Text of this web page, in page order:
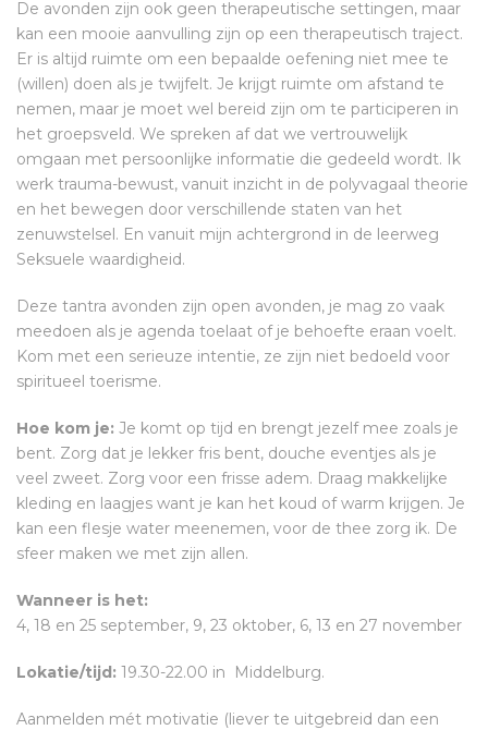
De avonden zijn ook geen therapeutische settingen, maar
kan een mooie aanvulling zijn op een therapeutisch traject.
Er is altijd ruimte om een bepaalde oefening niet mee te
(willen) doen als je twijfelt. Je krijgt ruimte om afstand te
nemen, maar je moet wel bereid zijn om te participeren in
het groepsveld. We spreken af dat we vertrouwelijk
omgaan met persoonlijke informatie die gedeeld wordt. Ik
werk trauma-bewust, vanuit inzicht in de polyvagaal theorie
en het bewegen door verschillende staten van het
zenuwstelsel. En vanuit mijn achtergrond in de leerweg
Seksuele waardigheid.
Deze tantra avonden zijn open avonden, je mag zo vaak
meedoen als je agenda toelaat of je behoefte eraan voelt.
Kom met een serieuze intentie, ze zijn niet bedoeld voor
spiritueel toerisme.
Hoe kom je: Je komt op tijd en brengt jezelf mee zoals je
bent. Zorg dat je lekker fris bent, douche eventjes als je
veel zweet. Zorg voor een frisse adem. Draag makkelijke
kleding en laagjes want je kan het koud of warm krijgen. Je
kan een flesje water meenemen, voor de thee zorg ik. De
sfeer maken we met zijn allen.
Wanneer is het:
4, 18 en 25 september, 9, 23 oktober, 6, 13 en 27 november
Lokatie/tijd: 19.30-22.00 in Middelburg.
Aanmelden mét motivatie (liever te uitgebreid dan een